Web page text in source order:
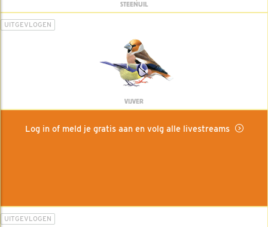
STEENUIL
UITGEVLOGEN
VIJVER
Log in of meld je gratis aan en volg alle livestreams
UITGEVLOGEN